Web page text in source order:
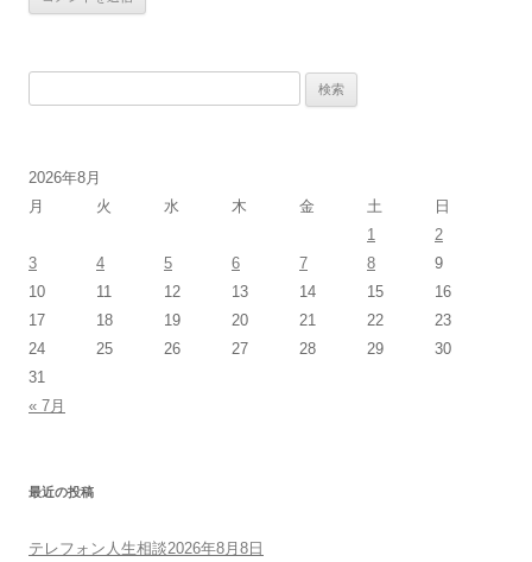
索:
2026年8月
月
火 水 木 金 土
日
1
2
3
4 5 6 7 8
9
10
11 12 13 14 15
16
17
18 19 20 21 22
23
24
25 26 27 28 29
30
31
« 7月
最近の投稿
テレフォン人生相談2026年8月8日